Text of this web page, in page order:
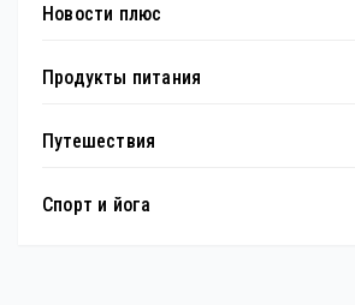
Новости плюс
Продукты питания
Путешествия
Спорт и йога